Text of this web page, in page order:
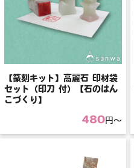
【篆刻キット】高麗石 印材袋
セット（印刀 付）【石のはん
こづくり】
480円〜